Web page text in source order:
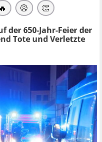
🔥 😥 👏
der 650-Jahr-Feier der
Tote und Verletzte